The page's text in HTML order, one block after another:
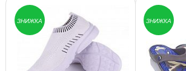
ЗНИЖКА ЗНИЖКА